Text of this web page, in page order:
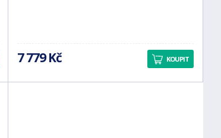
7 779 Kč KOUPIT